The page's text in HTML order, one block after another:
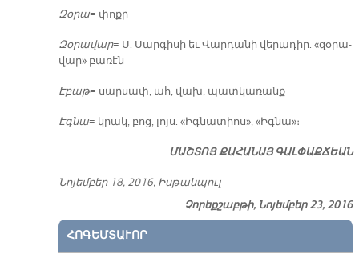
Զօ­րա= փոքր
Զօ­րա­վար= Ս. Սար­գի­սի եւ Վար­դա­նի վե­րա­դիր. «զօ­րա­
վար» բա­ռէն
Է­բաթ= սար­սափ, ահ, վախ, պատ­կա­ռանք
Էգ­նա= կրակ, բոց, լոյս. «Իգ­նա­տիոս», «Իգ­նա»։
ՄԱՇ­ՏՈՑ ՔԱ­ՀԱ­ՆԱՅ ԳԱԼ­ՓԱՔ­ՃԵԱՆ
Նո­յեմ­բեր 18, 2016, Իս­թան­պուլ
Չորեքշաբթի, Նոյեմբեր 23, 2016
ՀՈԳԵՄՏԱՒՈՐ